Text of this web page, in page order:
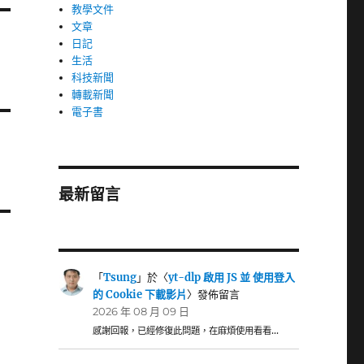
教學文件
文章
日記
生活
科技新聞
轉載新聞
電子書
最新留言
「Tsung」於〈yt-dlp 啟用 JS 並 使用登入
的 Cookie 下載影片〉發佈留言
2026 年 08 月 09 日
感謝回報，已經修復此問題，在麻煩使用看看…